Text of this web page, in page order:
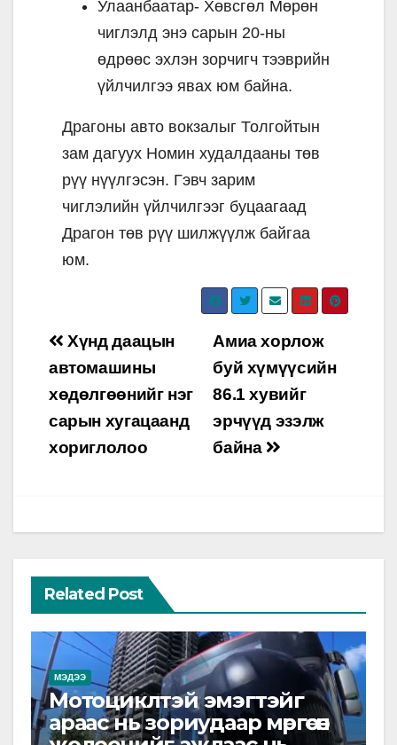
Улаанбаатар- Хөвсгөл Мөрөн
чиглэлд энэ сарын 20-ны
өдрөөс эхлэн зорчигч тээврийн
үйлчилгээ явах юм байна.
Драгоны авто вокзалыг Толгойтын
зам дагуух Номин худалдааны төв
рүү нүүлгэсэн. Гэвч зарим
чиглэлийн үйлчилгээг буцаагаад
Драгон төв рүү шилжүүлж байгаа
юм.
Post
navigation
Амиа хорлож
буй хүмүүсийн
86.1 хувийг
эрчүүд эзэлж
байна
Хүнд даацын
автомашины
хөдөлгөөнийг нэг
сарын хугацаанд
хориглолоо
Related Post
МЭДЭЭ
Мотоциклтэй эмэгтэйг
араас нь зориудаар мөргөсөн